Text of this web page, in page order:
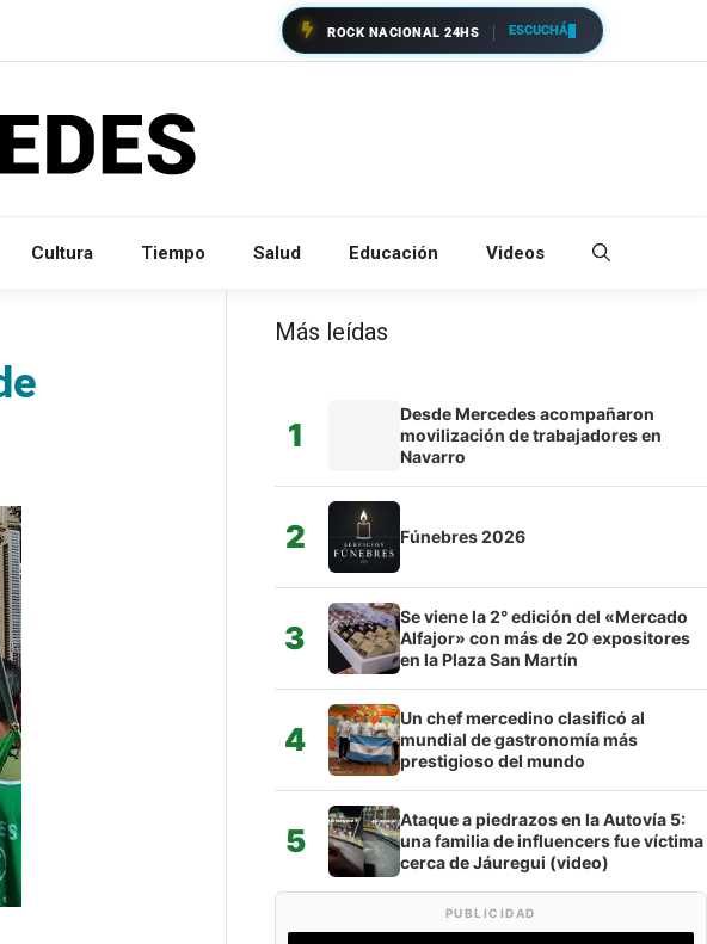
ROCK NACIONAL 24HS ESCUCHÁ
Cultura Tiempo Salud Educación Videos
Más leídas
1
Desde Mercedes acompañaron
movilización de trabajadores en
Navarro
2 Fúnebres 2026
3
Se viene la 2° edición del «Mercado
Alfajor» con más de 20 expositores
en la Plaza San Martín
4
Un chef mercedino clasificó al
mundial de gastronomía más
prestigioso del mundo
5
Ataque a piedrazos en la Autovía 5:
una familia de influencers fue víctima
cerca de Jáuregui (video)
PUBLICIDAD